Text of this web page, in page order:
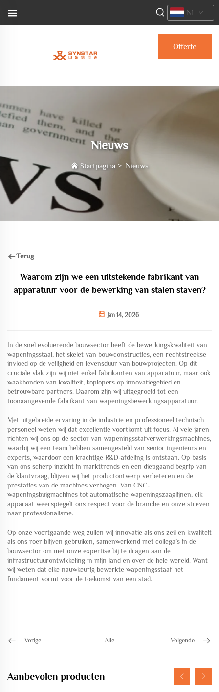
Offerte
NL
Nieuws
Startpagina> Nieuws
Terug
Waarom zijn we een uitstekende fabrikant van
apparatuur voor de bewerking van stalen staven?
Jan 14, 2026
In de snel evoluerende bouwsector heeft de bewerkingskwaliteit van
wapeningsstaal, het skelet van bouwconstructies, een rechtstreekse
invloed op de veiligheid en levensduur van bouwprojecten. Op dit
cruciale vlak zijn wij niet enkel fabrikanten van apparatuur, maar ook
waakhonden van kwaliteit, koplopers op innovatiegebied en
betrouwbare partners. Daarom zijn wij uitgegroeid tot een
toonaangevende fabrikant van wapeningsbewerkingsapparatuur.
Met uitgebreide ervaring in de industrie en professioneel technisch
personeel weten wij dat excellentie voortkomt uit focus. Al vele jaren
richten wij ons op de sector van wapeningsstafverwerkingsmachines,
waarbij wij een team hebben samengesteld van senior ingenieurs en
experts, waardoor een krachtige R&D-afdeling is ontstaan. Op basis
van ons scherp inzicht in markttrends en een diepgaand begrip van
de klantvraag, blijven wij het productontwerp verbeteren en de
prestaties van de machines verhogen. Van CNC-
wapeningsbuigmachines tot automatische wapeningszaaglijnen, elk
apparaat weerspiegelt ons respect voor de branche en onze streven
naar professionalisme.
Op onze voortgaande weg zullen wij innovatie als ons zeil en kwaliteit
als ons roer blijven gebruiken, samenwerkend met collega’s in de
bouwsector om met onze expertise bij te dragen aan de
infrastructuurontwikkeling in mijn land en over de hele wereld. Want
wij weten dat elke nauwkeurig bewerkte wapeningsstaaf het
fundament vormt voor de toekomst van een stad.
Vorige Alle Volgende
Aanbevolen producten